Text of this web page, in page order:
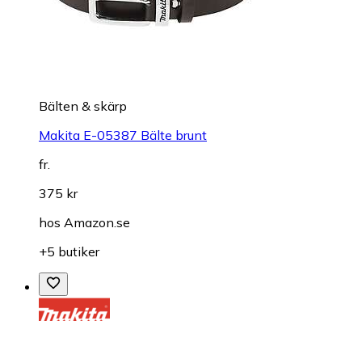
Bälten & skärp
Makita E-05387 Bälte brunt
fr.
375 kr
hos Amazon.se
+5 butiker